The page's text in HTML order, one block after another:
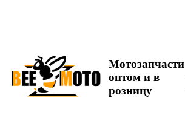
Мотозапчасти
оптом и в
розницу